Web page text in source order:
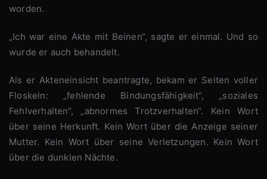
worden.
„Ich war eine Akte mit Beinen“, sagte er einmal. Und so
wurde er auch behandelt.
Als er Akteneinsicht beantragte, bekam er Seiten voller
Floskeln: „fehlende Bindungsfähigkeit“, „soziales
Fehlverhalten“, „abnormes Trotzverhalten“. Kein Wort
über seine Herkunft. Kein Wort über die Anzeige seiner
Mutter. Kein Wort über seine Verletzungen. Kein Wort
über die dunklen Nächte.